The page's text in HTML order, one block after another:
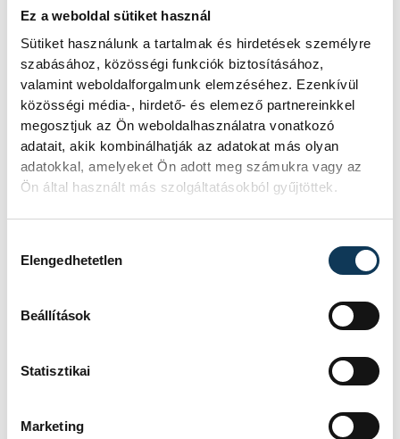
Ez a weboldal sütiket használ
Sütiket használunk a tartalmak és hirdetések személyre
szabásához, közösségi funkciók biztosításához,
valamint weboldalforgalmunk elemzéséhez. Ezenkívül
közösségi média-, hirdető- és elemező partnereinkkel
megosztjuk az Ön weboldalhasználatra vonatkozó
adatait, akik kombinálhatják az adatokat más olyan
adatokkal, amelyeket Ön adott meg számukra vagy az
Ön által használt más szolgáltatásokból gyűjtöttek.
Elengedhetetlen
Beállítások
Statisztikai
Marketing
egy szabad Magyarországért cselekedtek,
és még ha évtizedekkel később is, de
tettük beigazolódott. Hiszen ahogy Márai
írja a Mennyből az angyal című
költeményében:„Angyal, vidd meg a hírt az
égből, / Mindig új élet lesz a vérből.”A mi
hőseink véréből is született egy új élet, és
ennek köszönhetjük, hogy most szabadon
emlékezhetünk – zárta gondolatait Káhler.